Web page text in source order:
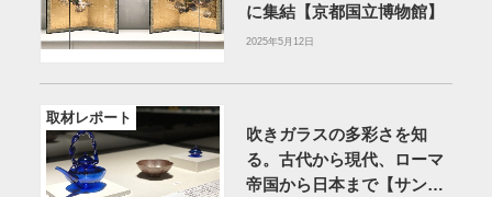
に集結【京都国立博物館】
2025年5月12日
取材レポート
吹きガラスの多彩さを知
る。古代から現代、ローマ
帝国から日本まで【サント